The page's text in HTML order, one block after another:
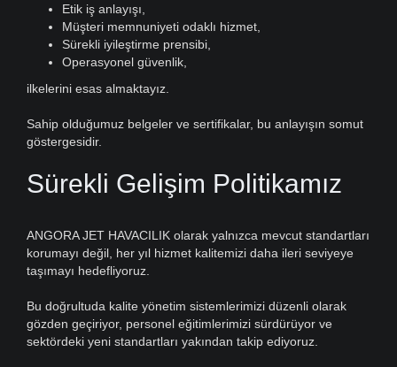
Etik iş anlayışı,
Müşteri memnuniyeti odaklı hizmet,
Sürekli iyileştirme prensibi,
Operasyonel güvenlik,
ilkelerini esas almaktayız.
Sahip olduğumuz belgeler ve sertifikalar, bu anlayışın somut
göstergesidir.
Sürekli Gelişim Politikamız
ANGORA JET HAVACILIK olarak yalnızca mevcut standartları
korumayı değil, her yıl hizmet kalitemizi daha ileri seviyeye
taşımayı hedefliyoruz.
Bu doğrultuda kalite yönetim sistemlerimizi düzenli olarak
gözden geçiriyor, personel eğitimlerimizi sürdürüyor ve
sektördeki yeni standartları yakından takip ediyoruz.